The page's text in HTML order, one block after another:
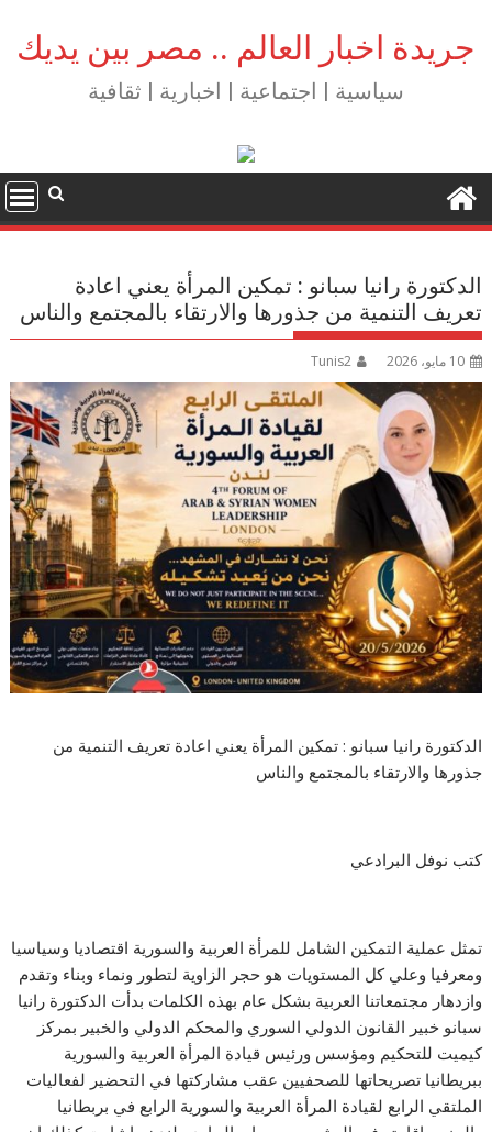
content
جريدة اخبار العالم .. مصر بين يديك
سياسية | اجتماعية | اخبارية | ثقافية
الدكتورة رانيا سبانو : تمكين المرأة يعني اعادة
تعريف التنمية من جذورها والارتقاء بالمجتمع والناس
10 مايو، 2026 Tunis2
الدكتورة رانيا سبانو : تمكين المرأة يعني اعادة تعريف التنمية من
جذورها والارتقاء بالمجتمع والناس
كتب نوفل البرادعي
تمثل عملية التمكين الشامل للمرأة العربية والسورية اقتصاديا وسياسيا
ومعرفيا وعلي كل المستويات هو حجر الزاوية لتطور ونماء وبناء وتقدم
وازدهار مجتمعاتنا العربية بشكل عام بهذه الكلمات بدأت الدكتورة رانيا
سبانو خبير القانون الدولي السوري والمحكم الدولي والخبير بمركز
كيميت للتحكيم ومؤسس ورئيس قيادة المرأة العربية والسورية
ببريطانيا تصريحاتها للصحفيين عقب مشاركتها في التحضير لفعاليات
الملتقي الرابع لقيادة المرأة العربية والسورية الرابع في بربطانيا